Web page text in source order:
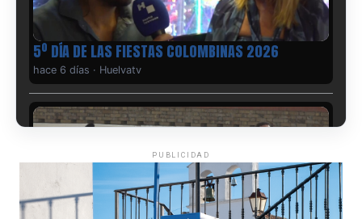
5º DÍA DE LAS FIESTAS COLOMBINAS 2026
hace 6 días · Huelvatv
PUBLICIDAD